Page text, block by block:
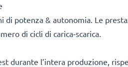
potenza & autonomia. Le
di cicli di carica-scarica.
durante l’intera produzione,